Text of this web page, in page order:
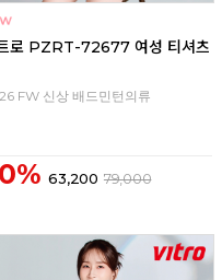
로 PZRT-72677 여성 티셔츠
FW 신상 배드민턴의류
63,200 79,000